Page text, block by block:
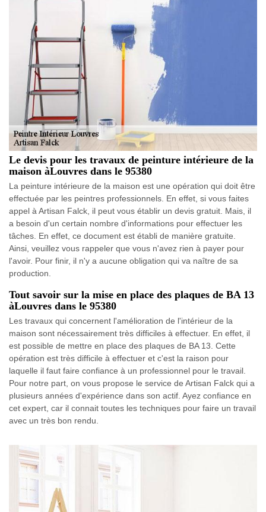
Le devis pour les travaux de peinture intérieure de la
maison àLouvres dans le 95380
La peinture intérieure de la maison est une opération qui doit être
effectuée par les peintres professionnels. En effet, si vous faites
appel à Artisan Falck, il peut vous établir un devis gratuit. Mais, il
a besoin d'un certain nombre d'informations pour effectuer les
tâches. En effet, ce document est établi de manière gratuite.
Ainsi, veuillez vous rappeler que vous n'avez rien à payer pour
l'avoir. Pour finir, il n'y a aucune obligation qui va naître de sa
production.
Tout savoir sur la mise en place des plaques de BA 13
àLouvres dans le 95380
Les travaux qui concernent l'amélioration de l'intérieur de la
maison sont nécessairement très difficiles à effectuer. En effet, il
est possible de mettre en place des plaques de BA 13. Cette
opération est très difficile à effectuer et c'est la raison pour
laquelle il faut faire confiance à un professionnel pour le travail.
Pour notre part, on vous propose le service de Artisan Falck qui a
plusieurs années d'expérience dans son actif. Ayez confiance en
cet expert, car il connait toutes les techniques pour faire un travail
avec un très bon rendu.